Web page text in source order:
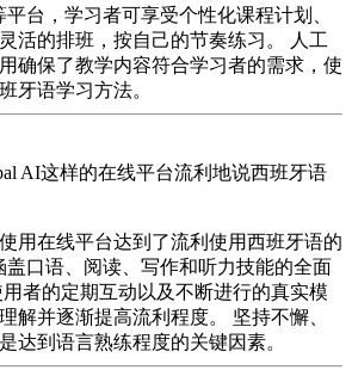
台，学习者可享受个性化课程计划、
活的排班，按自己的节奏练习。 人工
确保了教学内容符合学习者的需求，使
牙语学习方法。
AI这样的在线平台流利地说西班牙语
用在线平台达到了流利使用西班牙语的
盖口语、阅读、写作和听力技能的全面
者的定期互动以及不断进行的真实模
解并逐渐提高流利程度。 坚持不懈、
达到语言熟练程度的关键因素。